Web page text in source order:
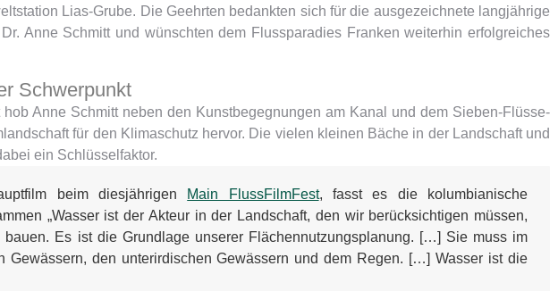
Lias-Grube. Die Geehrten bedankten sich für die ausgezeichnete langjährige
Anne Schmitt und wünschten dem Flussparadies Franken weiterhin erfolgreiches
Schwerpunkt
Anne Schmitt neben den Kunstbegegnungen am Kanal und dem Sieben-Flüsse-
für den Klimaschutz hervor. Die vielen kleinen Bäche in der Landschaft und
ein Schlüsselfaktor.
beim diesjährigen Main FlussFilmFest, fasst es die kolumbianische
„Wasser ist der Akteur in der Landschaft, den wir berücksichtigen müssen,
Es ist die Grundlage unserer Flächennutzungsplanung. […] Sie muss im
Gewässern, den unterirdischen Gewässern und dem Regen. […] Wasser ist die